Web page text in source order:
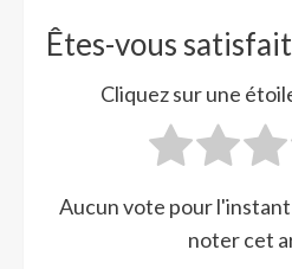
Êtes-vous
Cliquez sur une
Aucun vote pour l'instant
noter cet